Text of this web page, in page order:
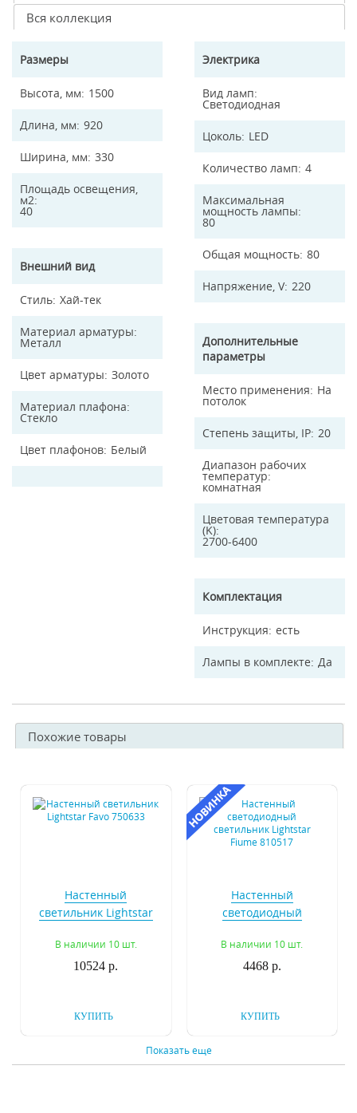
Вся коллекция
Размеры
Высота, мм 1500
Длина, мм 920
Ширина, мм 330
Площадь освещения,
м2
40
Внешний вид
Стиль Хай-тек
Материал арматуры
Металл
Цвет арматуры Золото
Материал плафона
Стекло
Цвет плафонов Белый
Электрика
Вид ламп
Светодиодная
Цоколь LED
Количество ламп 4
Максимальная
мощность лампы
80
Общая мощность 80
Напряжение, V 220
Дополнительные
параметры
Место применения На
потолок
Степень защиты, IP 20
Диапазон рабочих
температур
комнатная
Цветовая температура
(K)
2700-6400
Комплектация
Инструкция есть
Лампы в комплекте Да
Похожие товары
Настенный
светильник Lightstar
В наличии 10 шт.
10524 р.
КУПИТЬ
Настенный
светодиодный
Fiume 810517
В наличии 10 шт.
4468 р.
КУПИТЬ
Показать еще